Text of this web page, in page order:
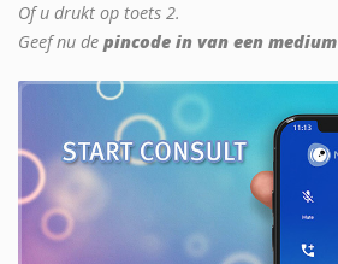
Of u drukt op toets 2.
Geef nu de pincode in van een medium